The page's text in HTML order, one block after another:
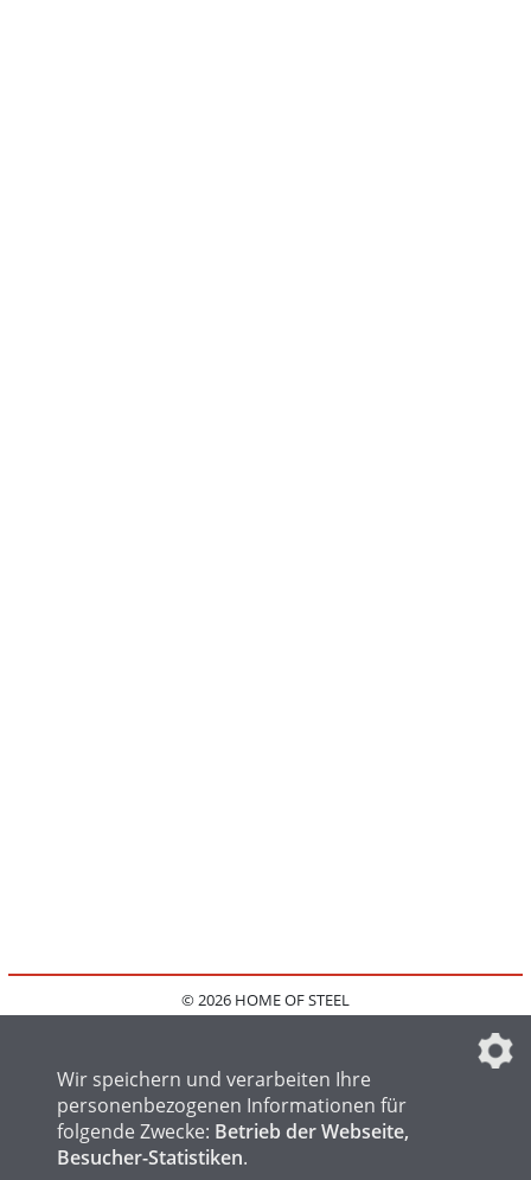
© 2026 HOME OF STEEL
IMPRESSUM
FAQ
DATENSCHUTZEINSTELLUNGEN
Wir speichern und verarbeiten Ihre
personenbezogenen Informationen für
folgende Zwecke: Betrieb der Webseite,
Besucher-Statistiken.